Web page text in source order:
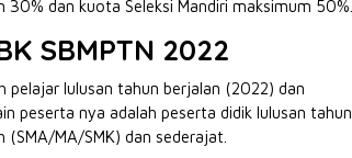
dan kuota Seleksi Mandiri maksimum 50%.
SBMPTN 2022
pelajar lulusan tahun berjalan (2022) dan
peserta nya adalah peserta didik lulusan tahun
MA/SMK) dan sederajat.